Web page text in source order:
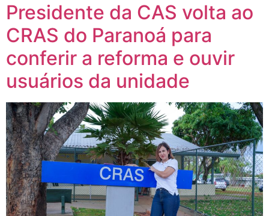
Presidente da CAS volta ao
CRAS do Paranoá para
conferir a reforma e ouvir
usuários da unidade